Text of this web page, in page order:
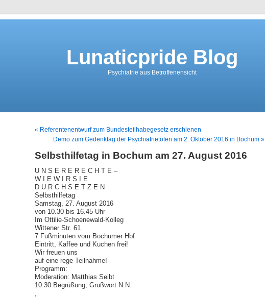
Lunaticpride Blog
Psychiatrie aus Betroffenensicht
« Referentenentwurf zum Bundesteilhabegesetz erschienen
Demo zum Gedenktag der Psychiatrietoten am 2. Oktober 2016 in Bochum »
Selbsthilfetag in Bochum am 27. August 2016
U N S E R E R E C H T E –
W I E W I R S I E
D U R C H S E T Z E N
Selbsthilfetag
Samstag, 27. August 2016
von 10.30 bis 16.45 Uhr
Im Ottilie-Schoenewald-Kolleg
Wittener Str. 61
7 Fußminuten vom Bochumer Hbf
Eintritt, Kaffee und Kuchen frei!
Wir freuen uns
auf eine rege Teilnahme!
Programm:
Moderation: Matthias Seibt
10.30 Begrüßung, Grußwort N.N.